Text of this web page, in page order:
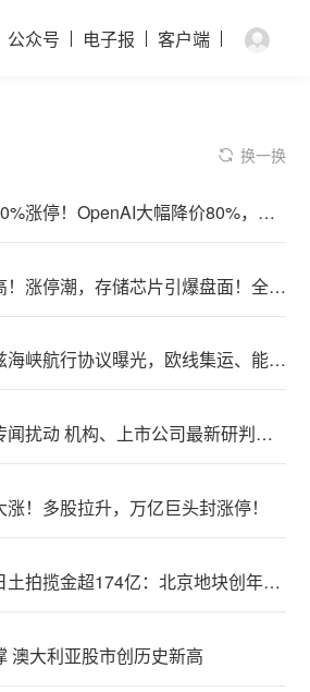
公众号 电子报 客户端
换一换
新开普20%涨停！OpenAI大幅降价80%，四大利好齐聚：AI应用集体爆发
全线冲高！涨停潮，存储芯片引爆盘面！全球AI算力部署提速
霍尔木兹海峡航行协议曝光，欧线集运、能化品种期货大跌
光模块传闻扰动 机构、上市公司最新研判来了
涨！多股拉升，万亿巨头封涨停！
京沪同日土拍揽金超174亿：北京地块创年内纪录，上海最高溢价28.45%
澳大利亚股市创历史新高